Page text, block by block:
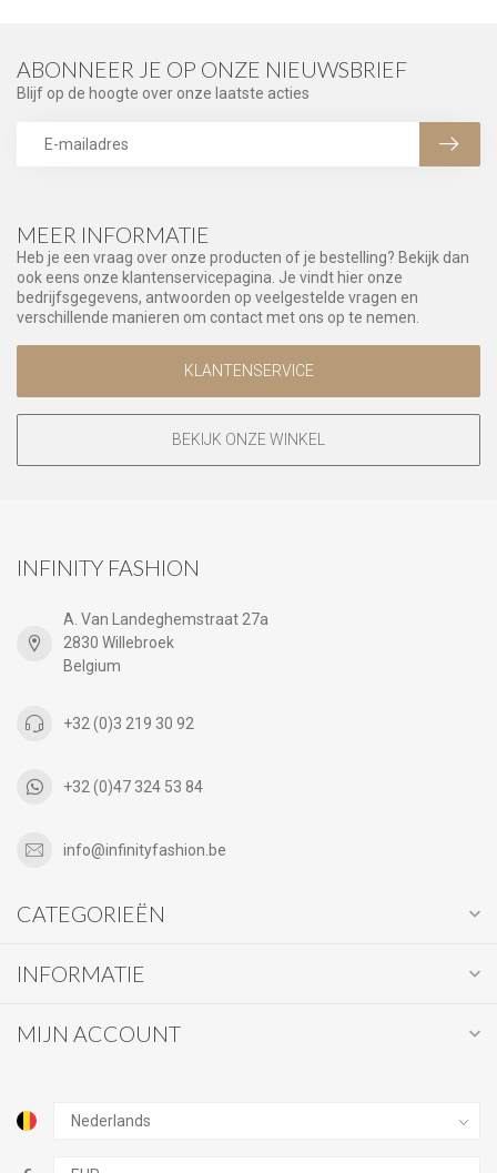
MEER INFORMATIE
Heb je een vraag over onze producten of je bestelling? Bekijk dan
ook eens onze klantenservicepagina. Je vindt hier onze
bedrijfsgegevens, antwoorden op veelgestelde vragen en
verschillende manieren om contact met ons op te nemen.
KLANTENSERVICE
BEKIJK ONZE WINKEL
ABONNEER JE OP ONZE NIEUWSBRIEF
Blijf op de hoogte over onze laatste acties
INFINITY FASHION
A. Van Landeghemstraat 27a
2830 Willebroek
Belgium
+32 (0)3 219 30 92
+32 (0)47 324 53 84
info@infinityfashion.be
CATEGORIEËN
INFORMATIE
MIJN ACCOUNT